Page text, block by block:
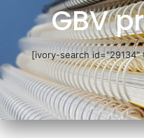
GBV
[ivory-search id="29134"